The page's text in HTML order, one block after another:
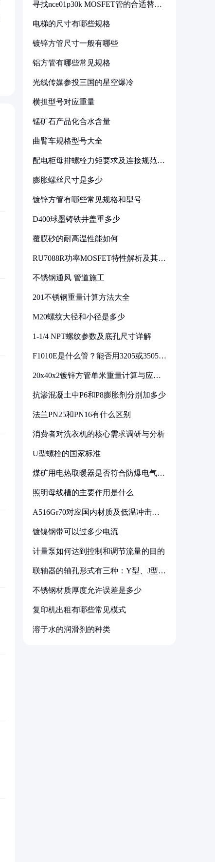
寻找nce01p30k MOSFET管的合适替代
电梯的尺寸有哪些规格
镀锌方管尺寸一般有哪些
铝方管有哪些常见规格
光线传媒参投三国的星空爆冷
横担型号对应重量
锰矿石产品化合水含量
曲臂车规格型号大全
配电柜母排螺栓力矩要求及连接规范详
膨胀螺丝尺寸是多少
镀锌方管有哪些常见规格和型号
D400球墨铸铁井盖重多少
覆膜砂的耐高温性能如何
RU7088R功率MOSFET特性解析及其在
不锈钢通风 管道施工
201不锈钢重量计算方法大全
M20螺纹大径和小径是多少
1-1/4 NPT螺纹参数及底孔尺寸详解
F1010E是什么管？能否用3205或3505代
20x40x2镀锌方管单米重量计算与应用
抗渗混凝土中P6和P8膨胀剂分别加多少
法兰PN25和PN16有什么区别
消费者对洗衣机的核心需求调研与分析
U型螺栓的国家标准
煤矿用电热取暖器是否符合防爆电气设
照明母线槽的主要作用是什么
A516Gr70对应国内材质及低温冲击要
镀镍钢带可以过多少电流
计量泵如何达到控制和调节流量的目的
联轴器的轴孔形式有三种：Y型、J型、
不锈钢材质厚度允许误差是多少
复印机出租有哪些常见模式
溶于水的润滑剂的种类